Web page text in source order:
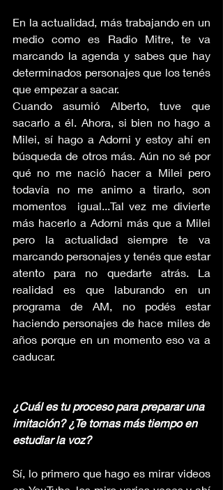
En la actualidad, más trabajando en un
medio como es Radio Mitre, te va
marcando la agenda y sabes que hay
determinados personajes que los tenés
que empezar a sacar.
Cuando asumió Alberto, tuve que
sacarlo a él. Ahora, si bien no hago a
Milei, sí hago a Adorni y estoy ahí en
búsqueda de otros más. Aún no sé por
qué no me nació hacer a Milei pero
todavía no me animo a tirarlo, son
momentos  igual...Tal vez me divierte
más hacerlo a Adorni más que a Milei
pero la actualidad siempre te va
marcando personajes y tenés que estar
atento para no quedarte atrás. La
realidad es que laburando en un
programa de AM, no podés estar
haciendo personajes de hace miles de
años porque en un momento eso va a
caducar.
¿Cuál es tu proceso para preparar una
imitación? ¿Te tomas más tiempo en
estudiar la voz?
Sí, lo primero que hago es mirar videos